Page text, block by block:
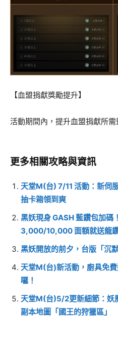
【血盟捐獻獎勵提升】
活動期間內，提升血盟捐獻所需
更多相關攻略與資訊
天堂M(台) 7/11 活動：新伺
抽卡箱領到爽
黑妖現身 GASH 藍鑽包加碼
3,000/10,000 面額就送龍
黑妖開放的前夕，台版「沉
天堂M(台)新活動，廚具免
囉！
天堂M(台)5/2更新細節：妖
副本地圖「國王的狩獵區」